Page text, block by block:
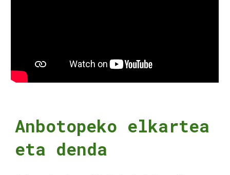
Anbotopeko elkartea
eta denda